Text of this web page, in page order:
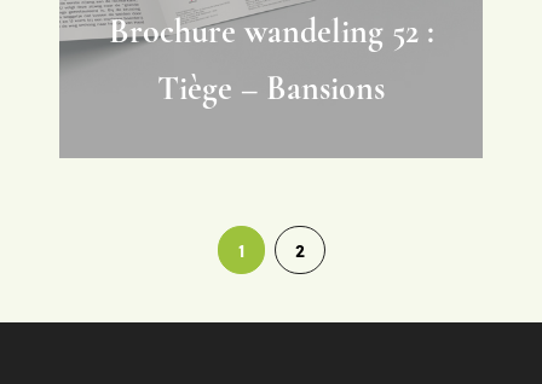
Brochure wandeling 52 :
Tiège – Bansions
1 2